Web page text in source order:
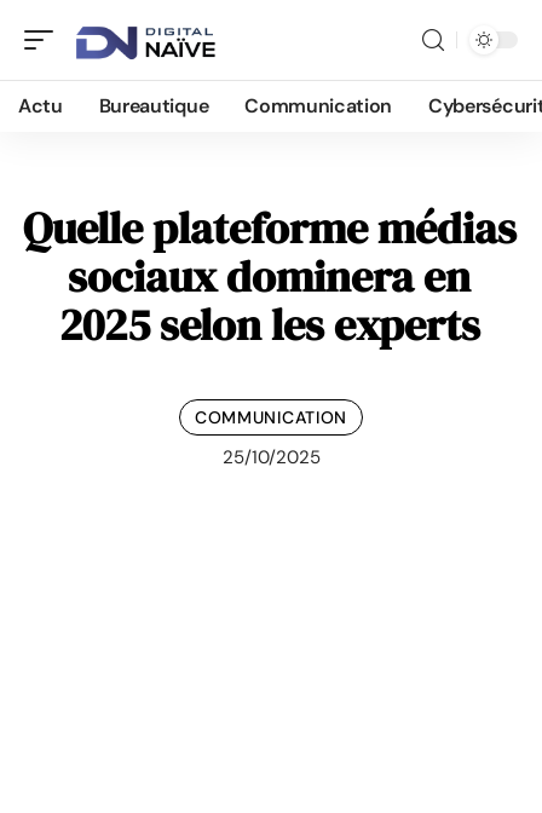
Actu Bureautique Communication
Quelle plateforme médias
sociaux dominera en
2025 selon les experts
COMMUNICATION
25/10/2025